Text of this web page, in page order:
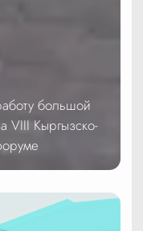
большой
VIII Кыргызско-